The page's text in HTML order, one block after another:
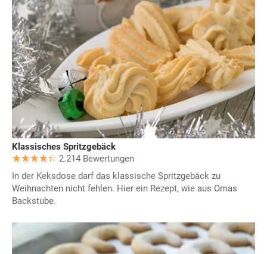
Klassisches Spritzgebäck
2.214 Bewertungen
In der Keksdose darf das klassische Spritzgebäck zu
Weihnachten nicht fehlen. Hier ein Rezept, wie aus Omas
Backstube.